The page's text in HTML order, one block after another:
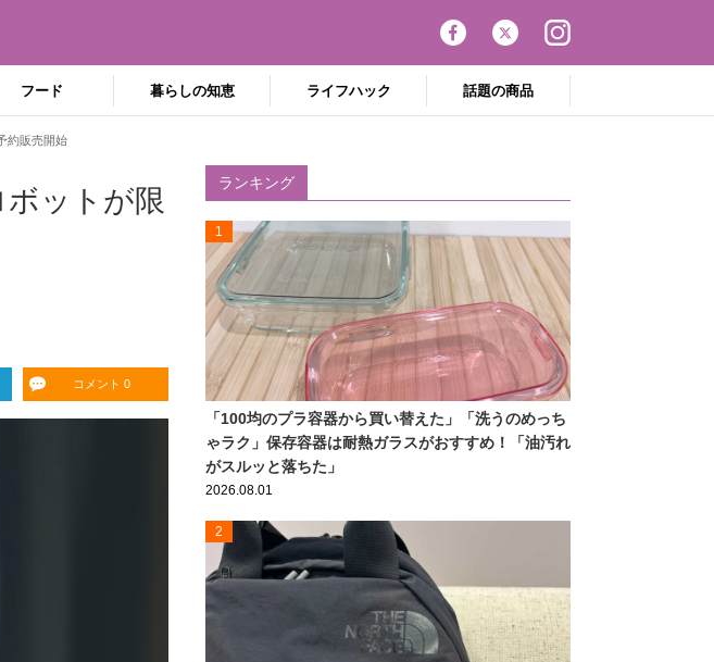
フード 暮らしの知恵 ライフハック 話題の商品
約販売開始
ットが限
コメント 0
ランキング
1
「100均のプラ容器から買い替えた」「洗うのめっち
ゃラク」保存容器は耐熱ガラスがおすすめ！「油汚れ
がスルッと落ちた」
2026.08.01
2